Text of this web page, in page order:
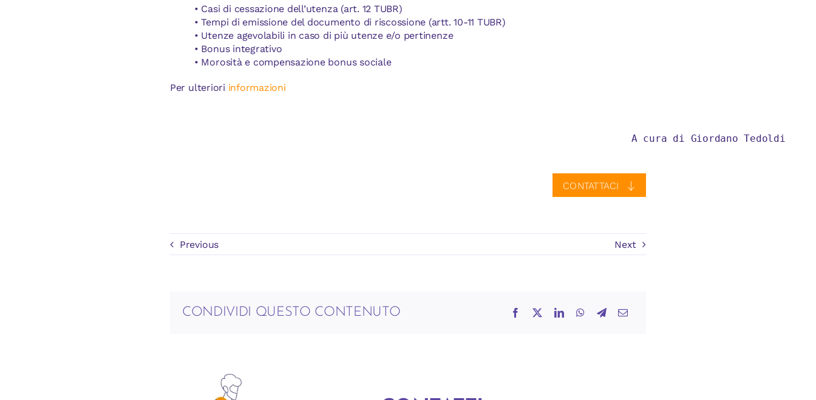
• Casi di cessazione dell’utenza (art. 12 TUBR)
• Tempi di emissione del documento di riscossione (artt. 10-11 TUBR)
• Utenze agevolabili in caso di più utenze e/o pertinenze
• Bonus integrativo
• Morosità e compensazione bonus sociale
Per ulteriori informazioni
A cura di Giordano Tedoldi
CONTATTACI
Previous Next
CONDIVIDI QUESTO CONTENUTO